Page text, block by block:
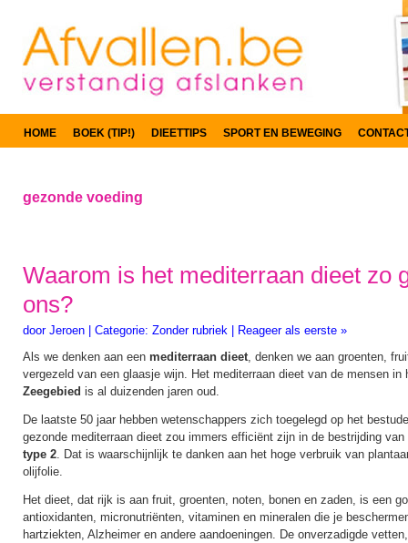
HOME BOEK (TIP!) DIEETTIPS SPORT EN BEWEGING
gezonde voeding
Waarom is het mediterraan dieet zo
ons?
door Jeroen Categorie: Zonder rubriek
Reageer als eerste »
Als we denken aan een mediterraan dieet, denken we aan groenten,
vergezeld van een glaasje wijn. Het mediterraan dieet van de mensen in
Zeegebied is al duizenden jaren oud.
De laatste 50 jaar hebben wetenschappers zich toegelegd op het
gezonde mediterraan dieet zou immers efficiënt zijn in de bestrijding van
type 2. Dat is waarschijnlijk te danken aan het hoge verbruik van
olijfolie.
Het dieet, dat rijk is aan fruit, groenten, noten, bonen en zaden, is een
antioxidanten, micronutriënten, vitaminen en mineralen die je
hartziekten, Alzheimer en andere aandoeningen. De onverzadigde